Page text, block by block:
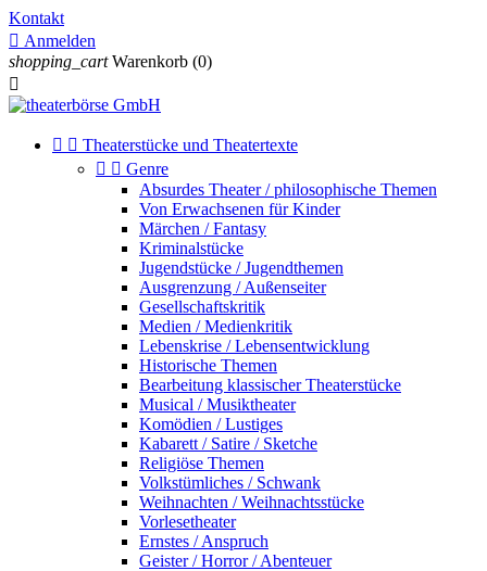
Kontakt
 Anmelden
shopping_cart Warenkorb (0)

  Theaterstücke und Theatertexte
  Genre
Absurdes Theater / philosophische Themen
Von Erwachsenen für Kinder
Märchen / Fantasy
Kriminalstücke
Jugendstücke / Jugendthemen
Ausgrenzung / Außenseiter
Gesellschaftskritik
Medien / Medienkritik
Lebenskrise / Lebensentwicklung
Historische Themen
Bearbeitung klassischer Theaterstücke
Musical / Musiktheater
Komödien / Lustiges
Kabarett / Satire / Sketche
Religiöse Themen
Volkstümliches / Schwank
Weihnachten / Weihnachtsstücke
Vorlesetheater
Ernstes / Anspruch
Geister / Horror / Abenteuer